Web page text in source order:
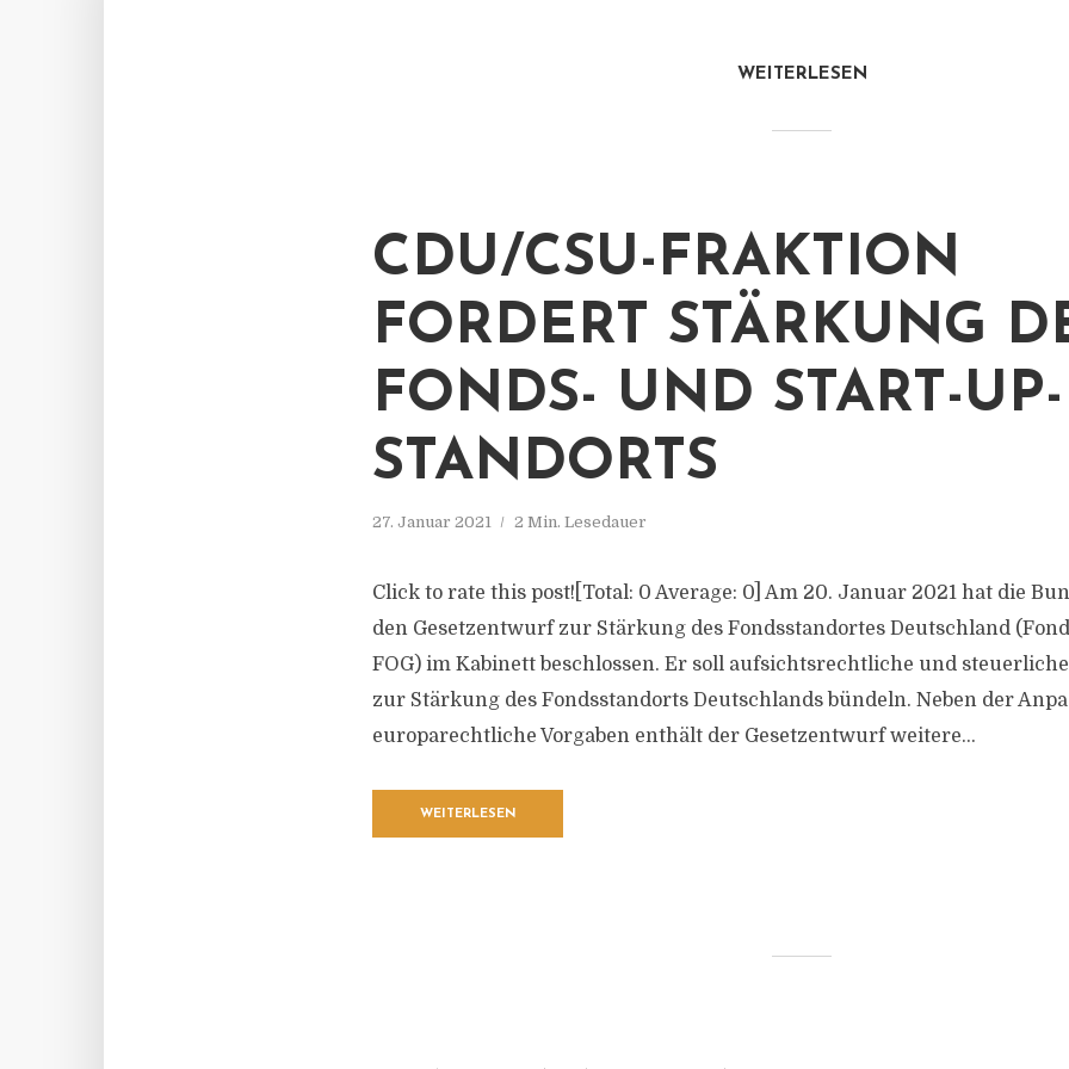
WEITERLESEN
CDU/CSU-FRAKTION
FORDERT STÄRKUNG
FONDS- UND START-UP-
STANDORTS
27. Januar 2021 2 Min. Lesedauer
Click to rate this post![Total: 0 Average: 0] Am 20. Januar 2021 hat die
den Gesetzentwurf zur Stärkung des Fondsstandortes Deutschland
FOG) im Kabinett beschlossen. Er soll aufsichtsrechtliche und
zur Stärkung des Fondsstandorts Deutschlands bündeln. Neben der
europarechtliche Vorgaben enthält der Gesetzentwurf weitere...
WEITERLESEN